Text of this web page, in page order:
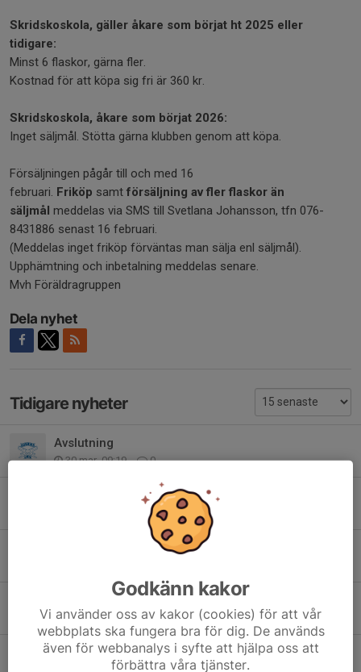
Skridskoskola, gäller åkare som börjat ht 2025 eller
tidigare:
Minst 6 flaskor, gärna fler.
Kostnad för att köpa sig fri är 360 kr.
Skridskoskola, åkare som börjat 2026:
Inget säljmål. Stötta gärna klubben genom att köpa.
Försäljningen pågår till och med 16
februari. Friköp samt försäljning av fler flaskor än
säljmål meddelas via SMS till Svetlana Johansson, tfn 076-
8431886 senast 16 februari.
(Meddelas inget friköp förväntas man sälja enl säljmål).
Upphämtning och inbetalning meddelas senare.
Mvh Föräldragruppen
Dela nyhet
Tidigare nyheter
Avslutning
30 mar, 09:19 0
Inställd träning lördag
0
Avslutning måndag 30/3
Betalning Galltvål
21 mar, 10:11 0
Friåkning på lördag
13 mar, 16:30 0
Godkänn kakor
Vi använder oss av kakor (cookies) för att vår
webbplats ska fungera bra för dig. De används
även för webbanalys i syfte att hjälpa oss att
förbättra våra tjänster.